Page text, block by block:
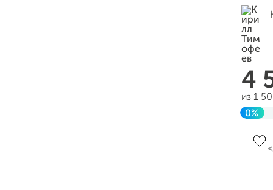
4
из 1
0%